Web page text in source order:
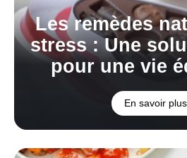
Les remèdes
stress : Une
pour une vie
En savoir plus